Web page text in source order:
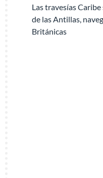
Las travesías
de las Antillas,
Británicas